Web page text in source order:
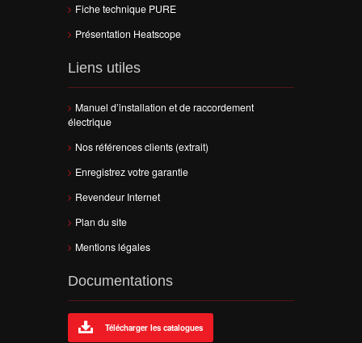
Fiche technique PURE
Présentation Heatscope
Liens utiles
Manuel d’installation et de raccordement
électrique
Nos références clients (extrait)
Enregistrez votre garantie
Revendeur Internet
Plan du site
Mentions légales
Documentations
Télécharger les catalogues